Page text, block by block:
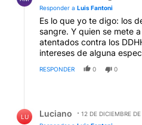
Responder a Luis Fantoni
Es lo que yo te digo: los
sangre. Y quien se mete
atentados contra los
intereses de alguna
RESPONDER 0 0
LU Luciano
12 DE DICIEMBRE